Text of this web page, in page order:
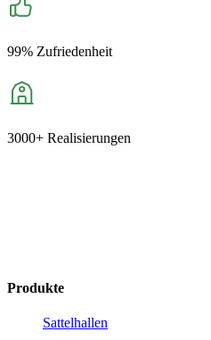
99% Zufriedenheit
3000+ Realisierungen
Produkte
Sattelhallen